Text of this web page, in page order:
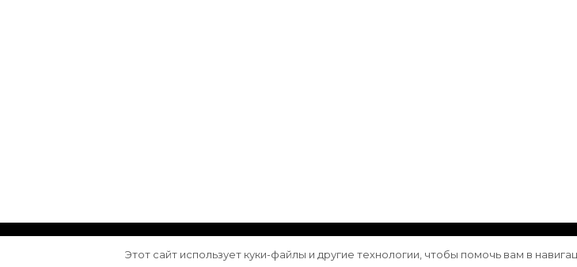
© Авторское право 2026 . Все права защищены. Vilva | Разработана
Этот сайт использует куки-файлы и другие технологии, чтобы помочь вам в